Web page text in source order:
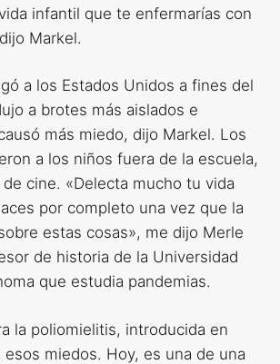
infantil que te enfermarías con
Markel.
a los Estados Unidos a fines del
a brotes más aislados e
más miedo, dijo Markel. Los
a los niños fuera de la escuela,
cine. «Delecta mucho tu vida
por completo una vez que la
estas cosas», me dijo Merle
de historia de la Universidad
que estudia pandemias.
la poliomielitis, introducida en
esos miedos. Hoy, es una de una